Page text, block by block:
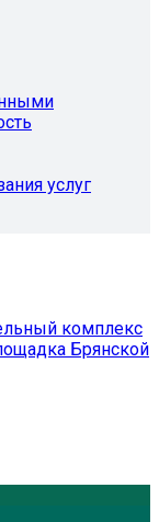
услуг
комплекс
Брянской